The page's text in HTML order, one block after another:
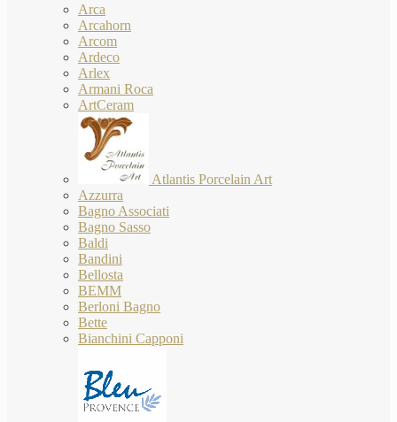
Arca
Arcahorn
Arcom
Ardeco
Arlex
Armani Roca
ArtCeram
Atlantis Porcelain Art
Azzurra
Bagno Associati
Bagno Sasso
Baldi
Bandini
Bellosta
BEMM
Berloni Bagno
Bette
Bianchini Capponi